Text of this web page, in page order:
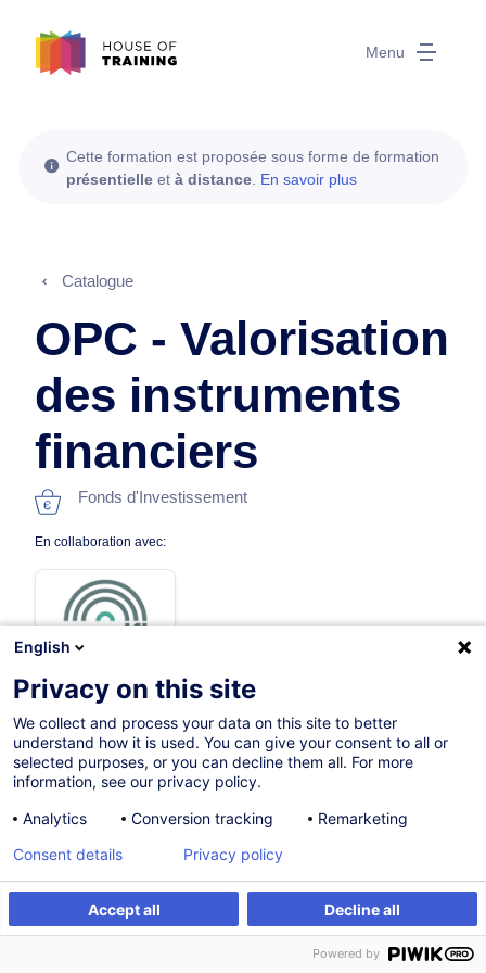
Menu
S'inscrire Formation sur mesure
Cette formation est proposée sous forme de formation
présentielle et à distance En savoir plus
Catalogue
OPC - Valorisation
des instruments
financiers
Fonds d'Investissement
En collaboration avec:
Nouveau
29.09.2026
12h
Formation à distance
Cours du jour
French / Français
English
Privacy on this site
We collect and process your data on this site to better
understand how it is used. You can give your consent to all or
selected purposes, or you can decline them all. For more
information, see our privacy policy.
Analytics
Conversion tracking Remarketing
Accept all Decline all
Consent details Privacy policy
Powered by